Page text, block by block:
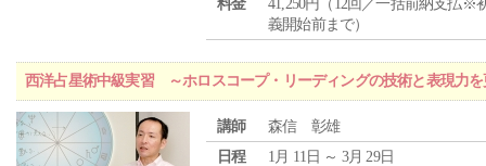
料金
41,250円（12回／一括前納支払※
義開始前まで）
西洋占星術中級実習 ～ホロスコープ・リーディングの技術と表現力
講師
森信 彰雄
日程
1月 11日 ～ 3月 29日